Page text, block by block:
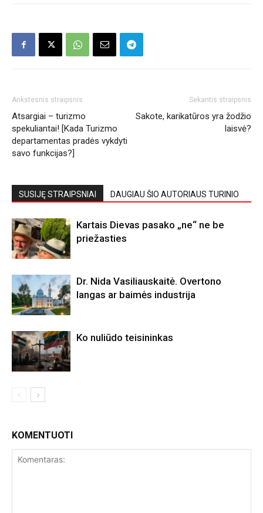
Ankstesnis straipsnis
Atsargiai – turizmo
spekuliantai! [Kada Turizmo
departamentas pradės vykdyti
savo funkcijas?]
Sekantis straipsnis
Sakote, karikatūros yra žodžio
laisvė?
SUSIJĘ STRAIPSNIAI DAUGIAU ŠIO AUTORIAUS TURINIO
Kartais Dievas pasako „ne“ ne be
priežasties
Dr. Nida Vasiliauskaitė. Overtono
langas ar baimės industrija
Ko nuliūdo teisininkas
KOMENTUOTI